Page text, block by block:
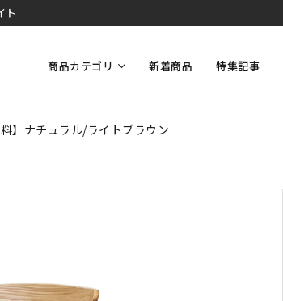
ト
商品カテゴリ 新着商品 特集記事
】ナチュラル/ライトブラウン